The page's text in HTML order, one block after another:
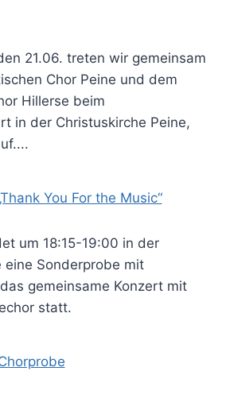
21.06. treten wir gemeinsam
Chor Peine und dem
Hillerse beim
in der Christuskirche Peine,
You For the Music“
um 18:15-19:00 in der
eine Sonderprobe mit
gemeinsame Konzert mit
statt.